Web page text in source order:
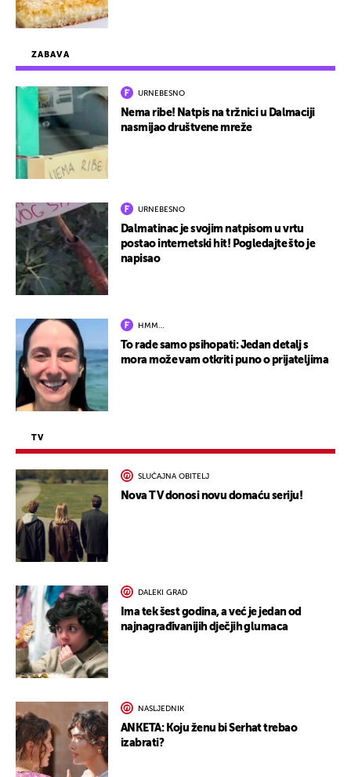
ZABAVA
URNEBESNO
Nema ribe! Natpis na tržnici u Dalmaciji
nasmijao društvene mreže
URNEBESNO
Dalmatinac je svojim natpisom u vrtu
postao internetski hit! Pogledajte što je
napisao
HMM…
To rade samo psihopati: Jedan detalj s
mora može vam otkriti puno o prijateljima
TV
SLUČAJNA OBITELJ
Nova TV donosi novu domaću seriju!
DALEKI GRAD
Ima tek šest godina, a već je jedan od
najnagrađivanijih dječjih glumaca
NASLJEDNIK
ANKETA: Koju ženu bi Serhat trebao
izabrati?